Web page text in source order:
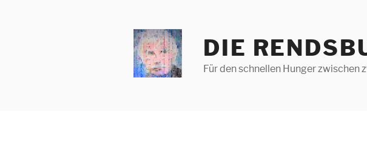
DIE
Für den schnellen Hunger zwischen